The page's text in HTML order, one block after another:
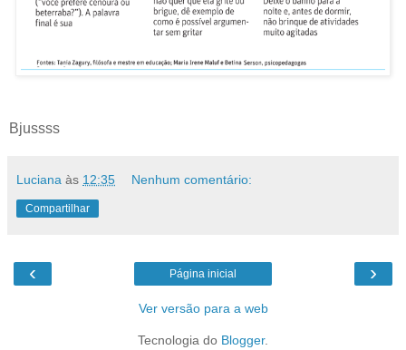
Bjussss
Luciana às 12:35 Nenhum comentário:
Compartilhar
‹ ›
Página inicial
Ver versão para a web
Tecnologia do Blogger.